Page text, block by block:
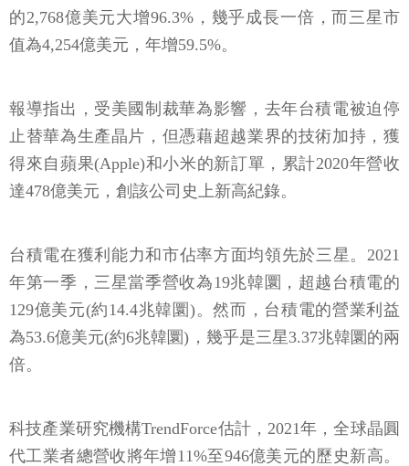
的2,768億美元大增96.3%，幾乎成長一倍，而三星市
值為4,254億美元，年增59.5%。
報導指出，受美國制裁華為影響，去年台積電被迫停
止替華為生產晶片，但憑藉超越業界的技術加持，獲
得來自蘋果(Apple)和小米的新訂單，累計2020年營收
達478億美元，創該公司史上新高紀錄。
台積電在獲利能力和市佔率方面均領先於三星。2021
年第一季，三星當季營收為19兆韓圜，超越台積電的
129億美元(約14.4兆韓圜)。然而，台積電的營業利益
為53.6億美元(約6兆韓圜)，幾乎是三星3.37兆韓圜的兩
倍。
科技產業研究機構TrendForce估計，2021年，全球晶圓
代工業者總營收將年增11%至946億美元的歷史新高。